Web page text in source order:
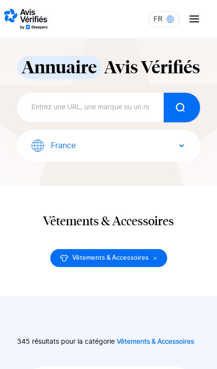
FR
Annuaire Avis Vérifiés
Vêtements & Accessoires
Vêtements & Accessoires
345 résultats pour la catégorie Vêtements & Accessoires